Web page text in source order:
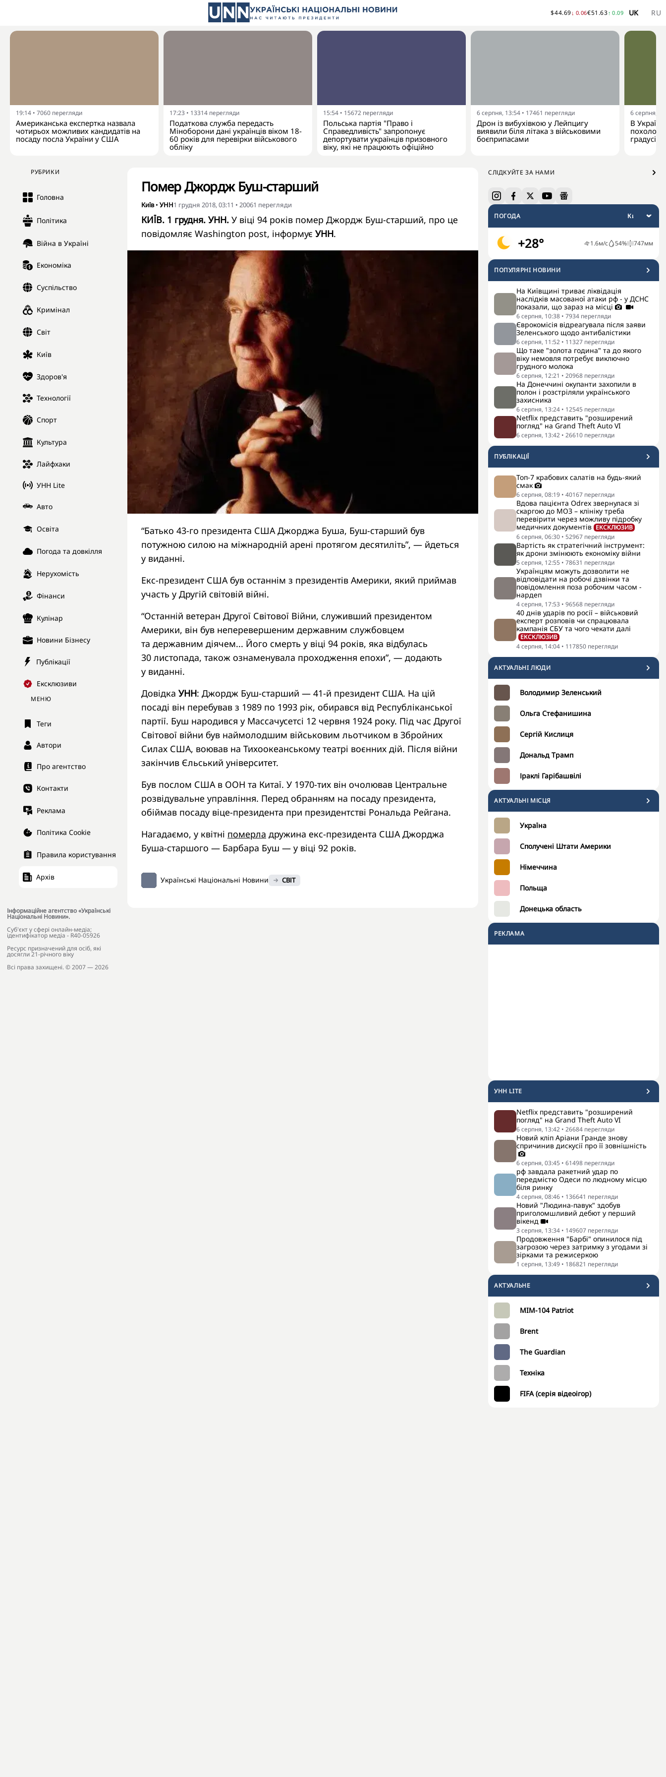
$44.69↓ 0.06€51.63↑ 0.09 UK RU
19:14 • 7060 перегляди
Американська експертка назвала
чотирьох можливих кандидатів на
посаду посла України у США
17:23 • 13314 перегляди
Податкова служба передасть
Міноборони дані українців віком 18-
60 років для перевірки військового
обліку
15:54 • 15672 перегляди
Польська партія "Право і
Справедливість" запропонує
депортувати українців призовного
віку, які не працюють офіційно
6 серпня, 13:54 • 17461 перегляди
Дрон із вибухівкою у Лейпцигу
виявили біля літака з військовими
боєприпасами
6 серпня,
В
градусів
РУБРИКИ
Головна
Політика
Війна в Україні
Економіка
Суспільство
Кримінал
Світ
Київ
Здоров'я
Технології
Спорт
Культура
Лайфхаки
УНН Lite
Авто
Освіта
Погода та довкілля
Нерухомість
Фінанси
Кулінар
Новини Бізнесу
Публікації
Ексклюзиви
МЕНЮ
Теги
Автори
Про агентство
Контакти
Реклама
Політика Cookie
Правила користування
Архів
Інформаційне агентство «Українські
Національні Новини».
Cуб'єкт у сфері онлайн-медіа;
ідентифікатор медіа - R40-05926
Ресурс призначений для осіб, які
досягли 21-річного віку
Всі права захищені. © 2007 — 2026
СЛІДКУЙТЕ ЗА НАМИ
ПОГОДА
+28° 1.6м/с 54% 747мм
ПОПУЛЯРНI НОВИНИ
На Київщині триває ліквідація
наслідків масованої атаки рф - у ДСНС
показали, що зараз на місці
6 серпня, 10:38 • 7934 перегляди
Єврокомісія відреагувала після заяви
Зеленського щодо антибалістики
6 серпня, 11:52 • 11327 перегляди
Що таке "золота година" та до якого
віку немовля потребує виключно
грудного молока
6 серпня, 12:21 • 20968 перегляди
На Донеччині окупанти захопили в
полон і розстріляли українського
захисника
6 серпня, 13:24 • 12545 перегляди
Netflix представить "розширений
погляд" на Grand Theft Auto VI
6 серпня, 13:42 • 26610 перегляди
ПУБЛІКАЦІЇ
Топ-7 крабових салатів на будь-який
смак
6 серпня, 08:19 • 40167 перегляди
Вдова пацієнта Odrex звернулася зі
скаргою до МОЗ – клініку треба
перевірити через можливу підробку
медичних документів ЕКСКЛЮЗИВ
6 серпня, 06:30 • 52967 перегляди
Вартість як стратегічний інструмент:
як дрони змінюють економіку війни
5 серпня, 12:55 • 78631 перегляди
Українцям можуть дозволити не
відповідати на робочі дзвінки та
повідомлення поза робочим часом -
нардеп
4 серпня, 17:53 • 96568 перегляди
40 днів ударів по росії – військовий
експерт розповів чи спрацювала
кампанія СБУ та чого чекати далі
ЕКСКЛЮЗИВ
4 серпня, 14:04 • 117850 перегляди
АКТУАЛЬНI ЛЮДИ
Володимир Зеленський
Ольга Стефанишина
Сергій Кислиця
Дональд Трамп
Іраклі Гарібашвілі
АКТУАЛЬНІ МІСЦЯ
Україна
Сполучені Штати Америки
Німеччина
Польща
Донецька область
РЕКЛАМА
УНН LITE
Netflix представить "розширений
погляд" на Grand Theft Auto VI
6 серпня, 13:42 • 26684 перегляди
Новий кліп Аріани Гранде знову
спричинив дискусії про її зовнішність
6 серпня, 03:45 • 61498 перегляди
рф завдала ракетний удар по
передмістю Одеси по людному місцю
біля ринку
4 серпня, 08:46 • 136641 перегляди
Новий "Людина-павук" здобув
приголомшливий дебют у перший
вікенд
3 серпня, 13:34 • 149607 перегляди
Продовження "Барбі" опинилося під
загрозою через затримку з угодами зі
зірками та режисеркою
1 серпня, 13:49 • 186821 перегляди
АКТУАЛЬНЕ
MIM-104 Patriot
Brent
The Guardian
Техніка
FIFA (серія відеоігор)
Помер Джордж Буш-старший
Київ• УНН1 грудня 2018, 03:11 • 20061 перегляди
КИЇВ. 1 грудня. УНН. У віці 94 років помер Джордж Буш-старший, про це
повідомляє Washington post, інформує УНН.
“Батько 43-го президента США Джорджа Буша, Буш-старший був
потужною силою на міжнародній арені протягом десятиліть”, — йдеться
у виданні.
Екс-президент США був останнім з президентів Америки, який приймав
участь у Другій світовій війні.
“Останній ветеран Другої Світової Війни, служивший президентом
Америки, він був неперевершеним державним службовцем
та державним діячем... Його смерть у віці 94 років, яка відбулась
30 листопада, також ознаменувала проходження епохи”, — додають
у виданні.
Довідка УНН: Джордж Буш-старший — 41-й президент США. На цій
посаді він перебував з 1989 по 1993 рік, обирався від Республіканської
партії. Буш народився у Массачусетсі 12 червня 1924 року. Під час Другої
Світової війни був наймолодшим військовим льотчиком в Збройних
Силах США, воював на Тихоокеанському театрі воєнних дій. Після війни
закінчив Єльський університет.
Був послом США в ООН та Китаї. У 1970-тих він очолював Центральне
розвідувальне управління. Перед обранням на посаду президента,
обіймав посаду віце-президента при президентстві Рональда Рейгана.
Нагадаємо, у квітні померла дружина екс-президента США Джорджа
Буша-старшого — Барбара Буш — у віці 92 років.
Українські Національні Новини СВІТ